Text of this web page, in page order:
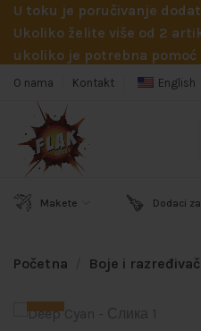
U toku je poručivanje
Ukoliko želite više od 2
ukoliko je potrebna pomoć
O nama Kontakt English
Makete Dodaci
Početna Boje i